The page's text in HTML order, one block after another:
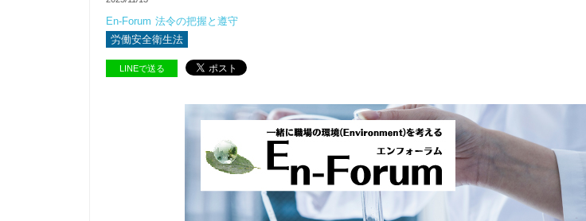
En-Forum 法令の把握と遵守
労働安全衛生法
LINEで送る